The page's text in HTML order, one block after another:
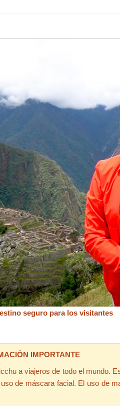
seguro para los visitantes
IMPORTANTE
a viajeros de todo el mundo.
de máscara facial. El uso de